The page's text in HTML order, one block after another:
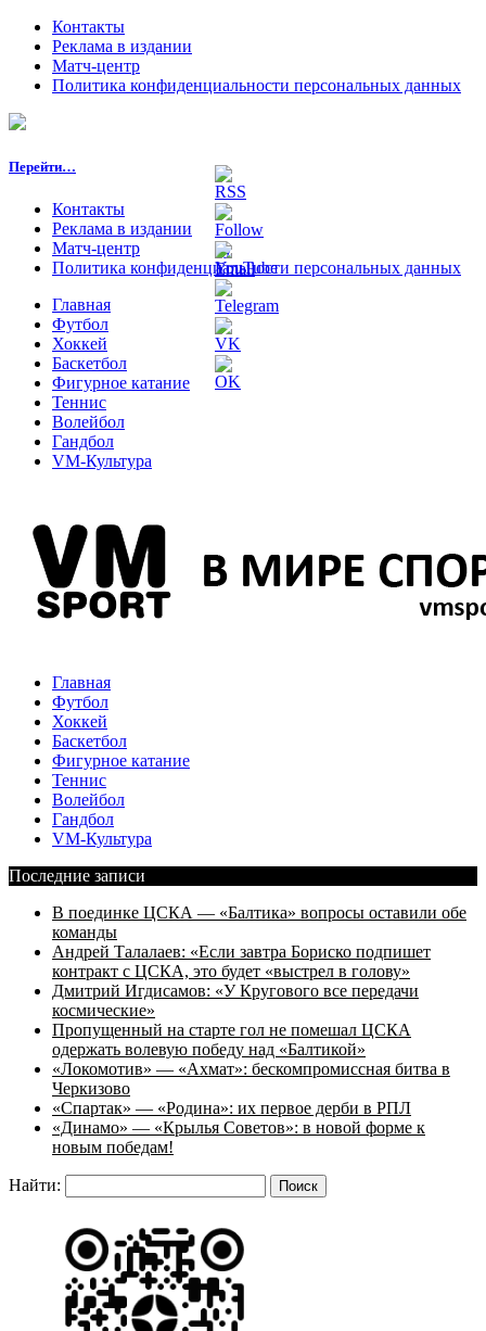
Контакты
Реклама в издании
Матч-центр
Политика конфиденциальности персональных данных
Перейти…
Контакты
Реклама в издании
Матч-центр
Политика конфиденциальности персональных данных
Главная
Футбол
Хоккей
Баскетбол
Фигурное катание
Теннис
Волейбол
Гандбол
VM-Культура
Главная
Футбол
Хоккей
Баскетбол
Фигурное катание
Теннис
Волейбол
Гандбол
VM-Культура
Последние записи
В поединке ЦСКА — «Балтика» вопросы оставили обе
команды
Андрей Талалаев: «Если завтра Бориско подпишет
контракт с ЦСКА, это будет «выстрел в голову»
Дмитрий Игдисамов: «У Кругового все передачи
космические»
Пропущенный на старте гол не помешал ЦСКА
одержать волевую победу над «Балтикой»
«Локомотив» — «Ахмат»: бескомпромиссная битва в
Черкизово
«Спартак» — «Родина»: их первое дерби в РПЛ
«Динамо» — «Крылья Советов»: в новой форме к
новым победам!
Найти: